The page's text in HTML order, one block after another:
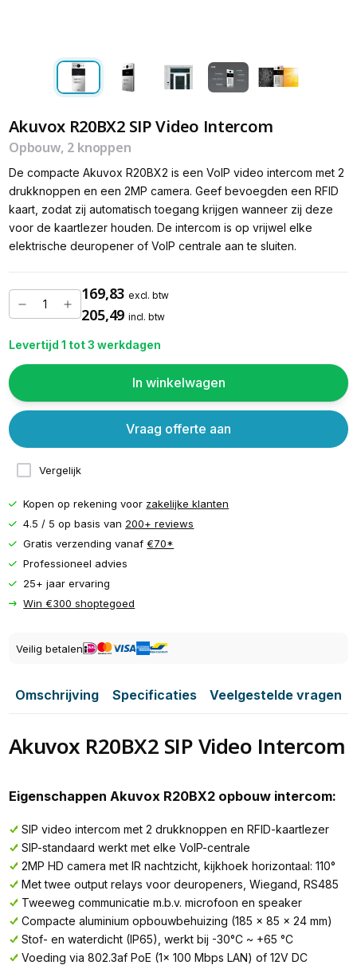
Akuvox R20BX2 SIP Video Intercom
Opbouw, 2 knoppen
De compacte Akuvox R20BX2 is een VoIP video intercom met 2
drukknoppen en een 2MP camera. Geef bevoegden een RFID
kaart, zodat zij automatisch toegang krijgen wanneer zij deze
voor de kaartlezer houden. De intercom is op vrijwel elke
elektrische deuropener of VoIP centrale aan te sluiten.
169,83 excl. btw
205,49 incl. btw
Levertijd 1 tot 3 werkdagen
In winkelwagen
Vergelijk
Vraag offerte aan
Kopen op rekening voor zakelijke klanten
4.5 / 5 op basis van 200+ reviews
Gratis verzending vanaf€70*
Professioneel advies
25+ jaar ervaring
Win €300 shoptegoed
Veilig betalen
Omschrijving Specificaties Veelgestelde vragen
Akuvox R20BX2 SIP Video Intercom
Eigenschappen Akuvox R20BX2 opbouw intercom:
SIP video intercom met 2 drukknoppen en RFID-kaartlezer
SIP-standaard werkt met elke VoIP-centrale
2MP HD camera met IR nachtzicht, kijkhoek horizontaal: 110°
Met twee output relays voor deuropeners, Wiegand, RS485
Tweeweg communicatie m.b.v. microfoon en speaker
Compacte aluminium opbouwbehuizing (185 x 85 x 24 mm)
Stof- en waterdicht (IP65), werkt bij -30°C ~ +65 °C
Voeding via 802.3af PoE (1x 100 Mbps LAN) of 12V DC